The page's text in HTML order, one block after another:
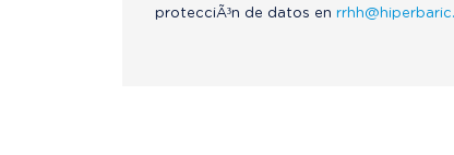
protecciÃ³n de datos en